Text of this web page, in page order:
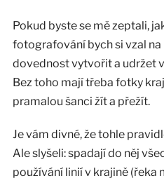
Pokud byste se mě zeptali,
fotografování bych si vzal
dovednost vytvořit a udržet
Bez toho mají třeba fotky
pramalou šanci žít a přežít.
Je vám divné, že tohle
Ale slyšeli: spadají do něj
používání linií v krajině (řeka